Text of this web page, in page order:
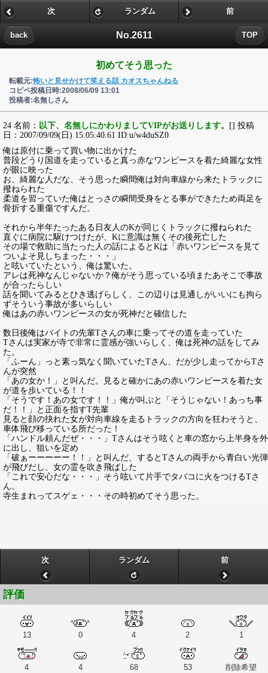
No.2611
back TOP
次 ランダム 前
初めてそう思った
転載元:怖いと見せかけて笑える話 カオスちゃんねる
コピペ投稿日時:2008/06/09 13:01
投稿者:名無しさん
24 名前： 以下、名無しにかわりましてVIPがお送りします。
[] 投稿
日：2007/09/09(日) 15:05:40.61 ID:u/w4duSZ0
俺は原付に乗って買い物に出かけた
普段どうり国道を走っていると真っ赤なワンピースを着た綺麗な女性
が眼に映った
お、綺麗な人だな、そう思った瞬間俺は対向車線から来たトラックに
撥ねられた
柔道を習っていた俺はとっさの瞬間受身をとる事ができたため両足を
骨折する重傷ですんだ。
それから半年たったある日友人のKが同じくトラックに撥ねられた
直ぐに病院に駆けつけたが、Kに意識は無くその後死亡した
その場で救助に当たった人の話によるとKは「赤いワンピースを見て
ついよそ見しちまった・・・」
と呟いていたという、俺は驚いた。
アレは死神なんじゃないか？俺がそう思っている頃またあそこで事故
が合ったらしい
話を聞いてみるとひき逃げらしく、この辺りは見通しがいいにも拘ら
ずそういう事故が多いらしい
俺はあの赤いワンピースの女が死神だと確信した
数日後俺はバイトの先輩Tさんの車に乗ってその道を走っていた
Tさんは実家が寺で非常に霊感が強いらしく、俺は死神の話をしてみ
た。
「ふーん」っと素っ気なく聞いていたTさん、だが少し走ってからTさ
んが突然
「あの女か！」と叫んだ。見ると確かにあの赤いワンピースを着た女
が道を歩いている！！
「そうです！あの女です！！」俺が叫ぶと「そうじゃない！あっち事
だ！！」と正面を指すT先輩
見ると顔の抉れた女が対向車線を走るトラックの方向を狂わそうと、
車体飛び移っている所だった！
「ハンドル頼んだぜ・・・」Tさんはそう呟くと車の窓から上半身を外
に出し、狙いを定め
「破ぁーーーーー！！」と叫んだ、するとTさんの両手から青白い光弾
が飛びだし、女の霊を吹き飛ばした
「これで安心だな・・・」そう呟いて片手でタバコに火をつけるTさ
ん。
寺生まれってスゲェ・・・その時初めてそう思った。
次 ランダム 前
評価
13 0 4 2 1
4 4 68 53 削除希望